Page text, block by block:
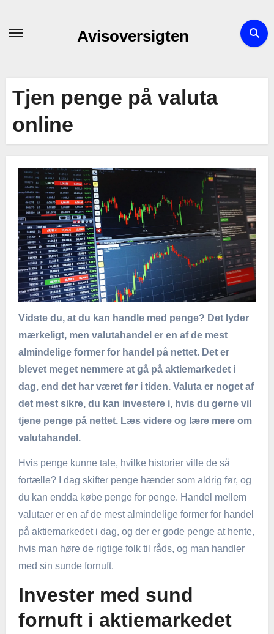
Avisoversigten
Tjen penge på valuta
online
Vidste du, at du kan handle med penge? Det lyder
mærkeligt, men valutahandel er en af de mest
almindelige former for handel på nettet. Det er
blevet meget nemmere at gå på aktiemarkedet i
dag, end det har været før i tiden. Valuta er noget af
det mest sikre, du kan investere i, hvis du gerne vil
tjene penge på nettet. Læs videre og lære mere om
valutahandel.
Hvis penge kunne tale, hvilke historier ville de så
fortælle? I dag skifter penge hænder som aldrig før, og
du kan endda købe penge for penge. Handel mellem
valutaer er en af de mest almindelige former for handel
på aktiemarkedet i dag, og der er gode penge at hente,
hvis man høre de rigtige folk til råds, og man handler
med sin sunde fornuft.
Invester med sund
fornuft i aktiemarkedet